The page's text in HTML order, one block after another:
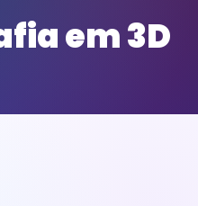
em 3D